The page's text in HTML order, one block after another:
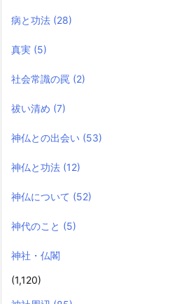
病と功法 (28)
真実 (5)
社会常識の罠 (2)
祓い清め (7)
神仏との出会い (53)
神仏と功法 (12)
神仏について (52)
神代のこと (5)
神社・仏閣
(1,120)